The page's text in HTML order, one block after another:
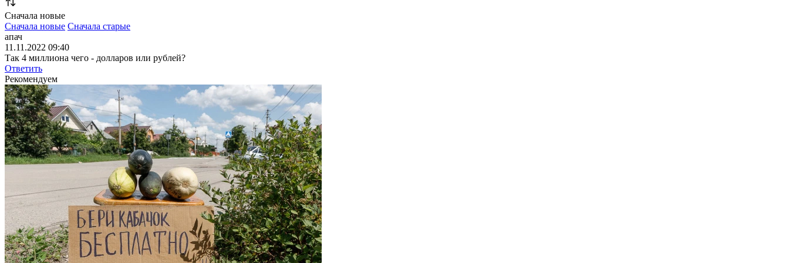
Сначала новые
Сначала новые Сначала старые
апач
11.11.2022 09:40
Так 4 миллиона чего - долларов или рублей?
Ответить
Рекомендуем